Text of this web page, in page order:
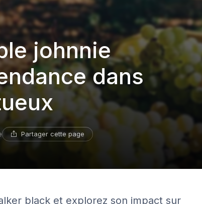
johnnie
dans
Partager cette page
black et explorez son impact sur